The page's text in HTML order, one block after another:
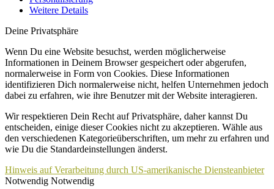
Weitere Details
Deine Privatsphäre
Wenn Du eine Website besuchst, werden möglicherweise
Informationen in Deinem Browser gespeichert oder abgerufen,
normalerweise in Form von Cookies. Diese Informationen
identifizieren Dich normalerweise nicht, helfen Unternehmen jedoch
dabei zu erfahren, wie ihre Benutzer mit der Website interagieren.
Wir respektieren Dein Recht auf Privatsphäre, daher kannst Du
entscheiden, einige dieser Cookies nicht zu akzeptieren. Wähle aus
den verschiedenen Kategorieüberschriften, um mehr zu erfahren und
wie Du die Standardeinstellungen änderst.
Hinweis auf Verarbeitung durch US-amerikanische Diensteanbieter
Notwendig Notwendig